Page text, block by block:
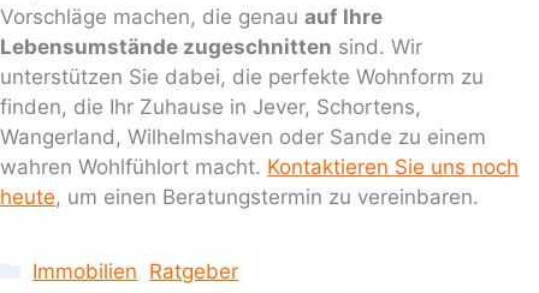
Vorschläge machen, die genau auf Ihre
Lebensumstände zugeschnitten sind. Wir
unterstützen Sie dabei, die perfekte Wohnform zu
finden, die Ihr Zuhause in Jever, Schortens,
Wangerland, Wilhelmshaven oder Sande zu einem
wahren Wohlfühlort macht. Kontaktieren Sie uns noch
heute, um einen Beratungstermin zu vereinbaren.
Kategorien
Immobilien Ratgeber